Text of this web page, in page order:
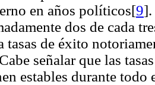
en años políticos[9].
dos de cada
tasas de éxito
señalar que las
estables durante todo